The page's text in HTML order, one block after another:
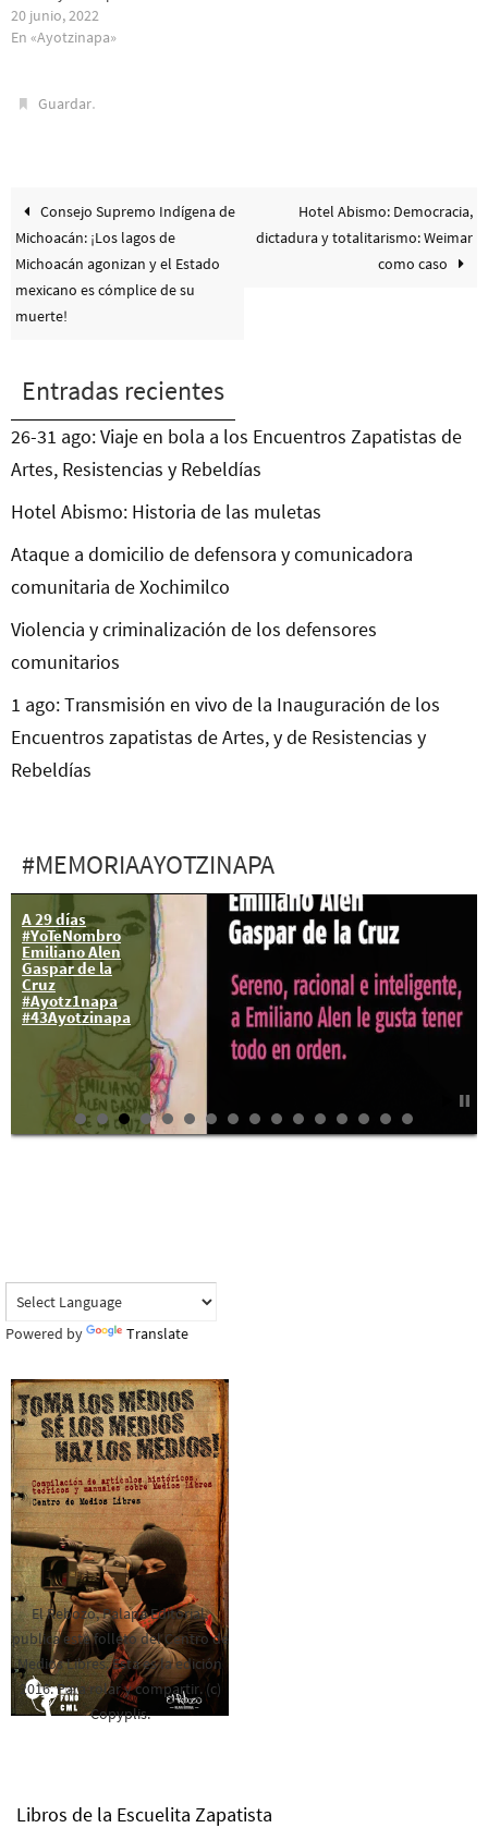
20 junio, 2022
En «Ayotzinapa»
Guardar.
Consejo Supremo Indígena de
Michoacán: ¡Los lagos de
Michoacán agonizan y el Estado
mexicano es cómplice de su
muerte!
Hotel Abismo: Democracia,
dictadura y totalitarismo: Weimar
como caso
Entradas recientes
26-31 ago: Viaje en bola a los Encuentros Zapatistas de
Artes, Resistencias y Rebeldías
Hotel Abismo: Historia de las muletas
Ataque a domicilio de defensora y comunicadora
comunitaria de Xochimilco
Violencia y criminalización de los defensores
comunitarios
1 ago: Transmisión en vivo de la Inauguración de los
Encuentros zapatistas de Artes, y de Resistencias y
Rebeldías
#MEMORIAAYOTZINAPA
A 29 días
#YoTeNombro
Emiliano Alen
Gaspar de la
Cruz
#Ayotz1napa
#43Ayotzinapa
Ayotzinapa en
Londres: Omar
García en el
Parlamento
Británico
Powered by Translate
El Rebozo, Palapa Editorial,
publica este folleto del Centro de
Medios Libres. Esta es la edición
2016. Para rolar y compartir. (c)
Copyplis.
Libros de la Escuelita Zapatista